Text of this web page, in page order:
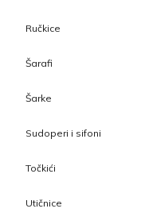
Ručkice
Šarafi
Šarke
Sudoperi i sifoni
Točkići
Utičnice